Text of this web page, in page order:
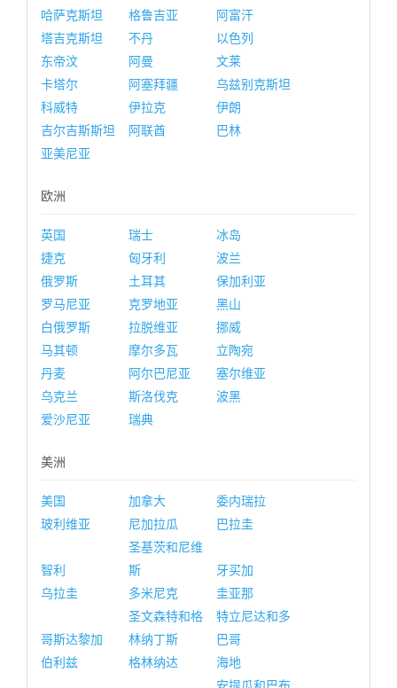
哈萨克斯坦
格鲁吉亚
阿富汗
塔吉克斯坦
不丹
以色列
东帝汶
阿曼
文莱
卡塔尔
阿塞拜疆
乌兹别克斯坦
科威特
伊拉克
伊朗
吉尔吉斯斯坦
阿联酋
巴林
亚美尼亚
欧洲
英国 瑞士
冰岛
捷克
匈牙利
波兰
俄罗斯
土耳其
保加利亚
罗马尼亚
克罗地亚
黑山
白俄罗斯
拉脱维亚
挪威
马其顿
摩尔多瓦
立陶宛
丹麦
阿尔巴尼亚
塞尔维亚
乌克兰
斯洛伐克
波黑
爱沙尼亚
瑞典
美洲
美国 加拿大
委内瑞拉
玻利维亚
尼加拉瓜 巴拉圭
智利
圣基茨和尼维
斯
牙买加
乌拉圭
多米尼克 圭亚那
哥斯达黎加
圣文森特和格
林纳丁斯
特立尼达和多
巴哥
伯利兹
格林纳达 海地